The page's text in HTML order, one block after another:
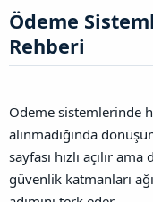
a
h
a
n
t
ı
n
ı
K
p
Ödeme
Rehberi​
Ödeme sistemlerinde
alınmadığında
sayfası hızlı açılır
güvenlik katmanları